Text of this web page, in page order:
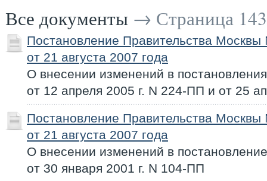
Все документы → Страница
Постановление Правительства
от 21 августа 2007 года
О внесении изменений в
от 12 апреля 2005 г. N 224-ПП и от 25
Постановление Правительства
от 21 августа 2007 года
О внесении изменений в
от 30 января 2001 г. N 104-ПП